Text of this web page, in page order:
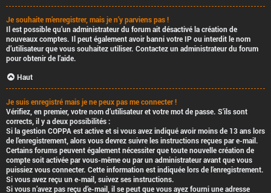
Je souhaite m’enregistrer, mais je n’y parviens pas !
Il est possible qu’un administrateur du forum ait désactivé la création de
nouveaux comptes. Il peut également avoir banni votre IP ou interdit le nom
d’utilisateur que vous souhaitez utiliser. Contactez un administrateur du forum
pour obtenir de l’aide.
Haut
Je suis enregistré mais je ne peux pas me connecter !
Vérifiez, en premier, votre nom d’utilisateur et votre mot de passe. S’ils sont
corrects, il y a deux possibilités :
Si la gestion COPPA est active et si vous avez indiqué avoir moins de 13 ans lors
de l’enregistrement, alors vous devrez suivre les instructions reçues par e-mail.
Certains forums peuvent également nécessiter que toute nouvelle création de
compte soit activée par vous-même ou par un administrateur avant que vous
puissiez vous connecter. Cette information est indiquée lors de l’enregistrement.
Si vous avez reçu un e-mail, suivez ses instructions.
Si vous n’avez pas reçu d’e-mail, il se peut que vous ayez fourni une adresse